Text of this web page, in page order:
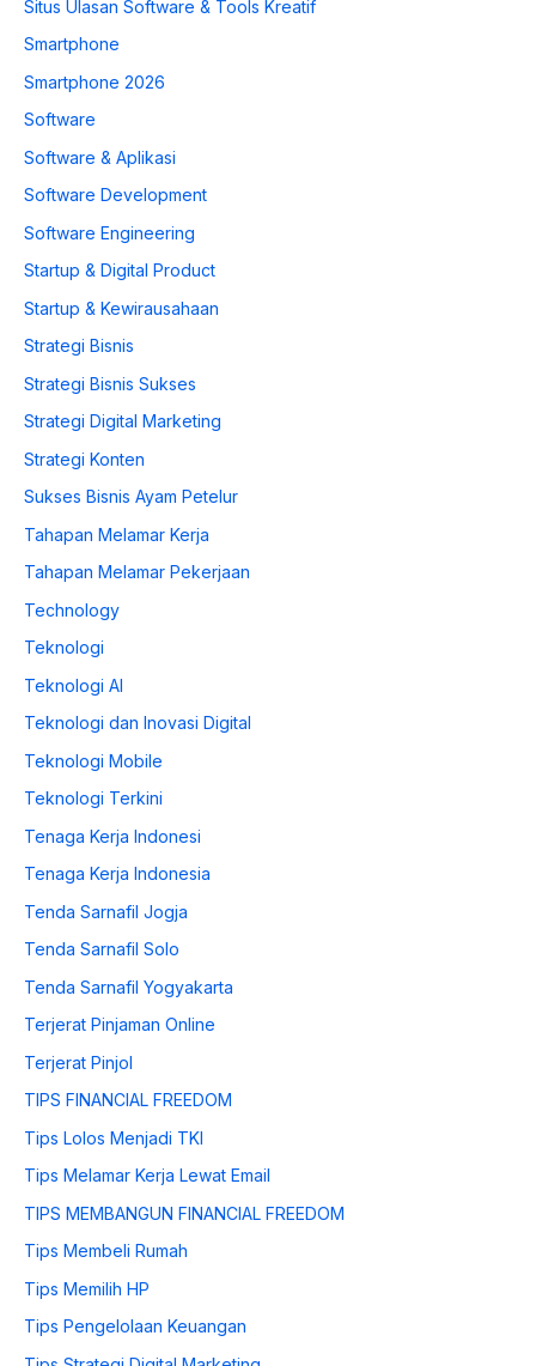
Situs Ulasan Software & Tools Kreatif
Smartphone
Smartphone 2026
Software
Software & Aplikasi
Software Development
Software Engineering
Startup & Digital Product
Startup & Kewirausahaan
Strategi Bisnis
Strategi Bisnis Sukses
Strategi Digital Marketing
Strategi Konten
Sukses Bisnis Ayam Petelur
Tahapan Melamar Kerja
Tahapan Melamar Pekerjaan
Technology
Teknologi
Teknologi AI
Teknologi dan Inovasi Digital
Teknologi Mobile
Teknologi Terkini
Tenaga Kerja Indonesi
Tenaga Kerja Indonesia
Tenda Sarnafil Jogja
Tenda Sarnafil Solo
Tenda Sarnafil Yogyakarta
Terjerat Pinjaman Online
Terjerat Pinjol
TIPS FINANCIAL FREEDOM
Tips Lolos Menjadi TKI
Tips Melamar Kerja Lewat Email
TIPS MEMBANGUN FINANCIAL FREEDOM
Tips Membeli Rumah
Tips Memilih HP
Tips Pengelolaan Keuangan